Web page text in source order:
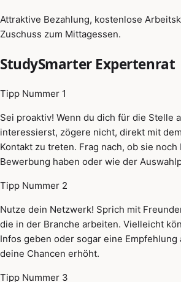
Attraktive Bezahlung, kostenlose
Zuschuss zum Mittagessen.
StudySmarter Expertenrat
Tipp Nummer 1
Sei proaktiv! Wenn du dich für die Stelle
interessierst, zögere nicht, direkt mit
Kontakt zu treten. Frag nach, ob sie
Bewerbung haben oder wie der
Tipp Nummer 2
Nutze dein Netzwerk! Sprich mit
die in der Branche arbeiten. Vielleicht
Infos geben oder sogar eine Empfehlung
deine Chancen erhöht.
Tipp Nummer 3